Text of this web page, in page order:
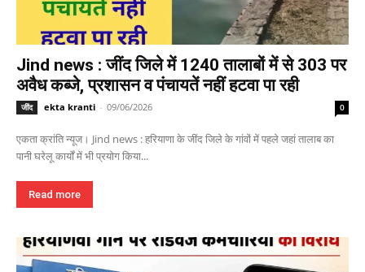
Jind news : जींद जिले में 1240 तालाबों में से 303 पर
अवैध कब्जे, प्रशासन व पंचायतें नहीं हटवा पा रही
जींद ekta kranti - 09/06/2026 0
एकता क्रांति न्यूज। Jind news : हरियाणा के जींद जिले के गांवों में पहले जहां तालाब का
पानी घरेलू कार्यों में भी प्रयोग किया...
Read more